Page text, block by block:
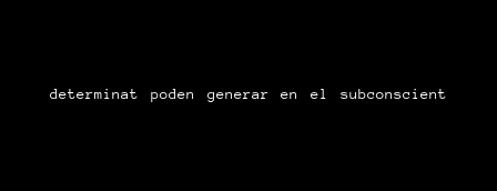
determinat poden generar en el subconscient